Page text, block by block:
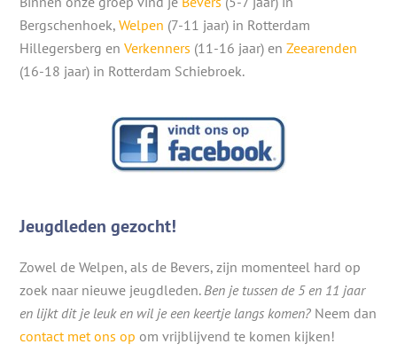
Bergschenhoek,Welpen (7-11 jaar) in Rotterdam
Hillegersberg enVerkenners (11-16 jaar) enZeearenden
(16-18 jaar) in Rotterdam Schiebroek.
Jeugdleden gezocht!
Zowel de Welpen, als de Bevers, zijn momenteel hard op
zoek naar nieuwe jeugdleden. Ben je tussen de 5 en 11 jaar
en lijkt dit je leuk en wil je een keertje langs komen? Neem dan
contact met ons op om vrijblijvend te komen kijken!